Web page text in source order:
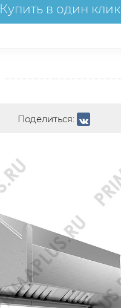
Купить в один клик
Поделиться: